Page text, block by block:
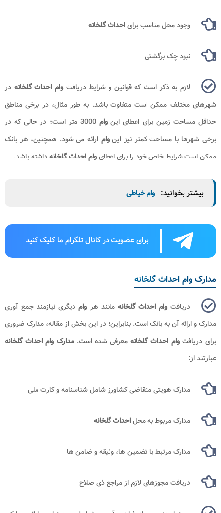
وجود محل مناسب برایاحداث گلخانه
نبود چک برگشتی
لازم به ذکر است که قوانین و شرایط دریافت وام احداث گلخانه در
شهرهای مختلف ممکن است متفاوت باشد. به طور مثال، در برخی مناطق
حداقل مساحت زمین برای اعطای این وام
3000 متر است؛ در حالی که در
برخی شهرها با مساحت کمتر نیز اینوام ارائه می شود. همچنین، هر بانک
ممکن است شرایط خاص خود را برای اعطایوام احداث گلخانهداشته باشد.
بیشتر بخوانید: وام خیاطی
برای عضویت در کانال تلگرام ما کلیک کنید
مدارک وام احداث گلخانه
دریافتوام احداث گلخانه مانند هر وامدیگری نیازمند جمع آوری
مدارک و ارائه آن به بانک است. بنابراین؛ در این بخش از مقاله، مدارک ضروری
برای دریافتوام احداث گلخانهمعرفی شده است.مدارک وام احداث گلخانه​
عبارتند از:
مدارک هویتی متقاضی کشاورز شامل شناسنامه و کارت ملی
مدارک مربوط به محلاحداث گلخانه
مدارک مرتبط با تضمین ها، وثیقه و ضامن ها
دریافت مجوزهای لازم از مراجع ذی صلاح